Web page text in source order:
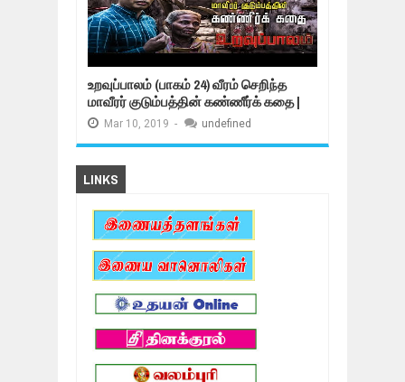
உறவுப்பாலம் (பாகம் 24) வீரம் செறிந்த
மாவீரர் குடும்பத்தின் கண்ணீர்க் கதை |
Mar 10, 2019 - undefined
LINKS